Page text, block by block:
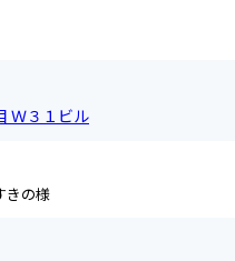
Ｗ３１ビル
きの様